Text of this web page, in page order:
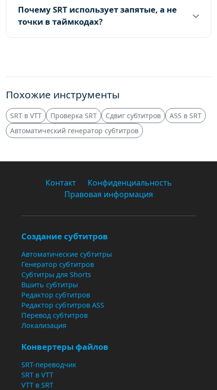
Почему SRT использует запятые, а не
точки в таймкодах?
Похожие инструменты
SRT в VTT Проверка SRT Сдвиг субтитров
ASS в SRT
Автоматический генератор субтитров
Контакт
Конфиденциальность
Правовая информация
Создание субтитров
Автоматические субтитры
Генератор субтитров
Субтитры для Shorts
Вшить субтитры
Редактор субтитров
Редактор субтитров ASS
Перевод субтитров
Локализация
Конвертеры файлов
SRT-переводчик
SRT в VTT
VTT в SRT